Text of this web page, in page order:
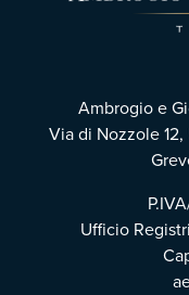
Ambrogio e
Via di Nozzole
Ufficio